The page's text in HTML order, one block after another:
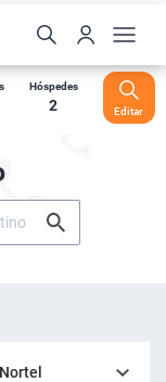
Hóspedes
2 Editar